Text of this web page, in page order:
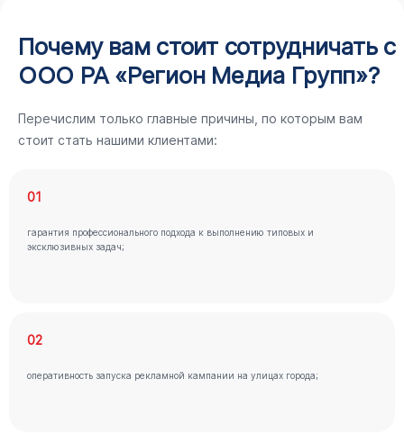
Почему вам стоит сотрудничать с
ООО РА «Регион Медиа Групп»?
Перечислим только главные причины, по которым вам
стоит стать нашими клиентами:
01
гарантия профессионального подхода к выполнению типовых и
эксклюзивных задач;
02
оперативность запуска рекламной кампании на улицах города;